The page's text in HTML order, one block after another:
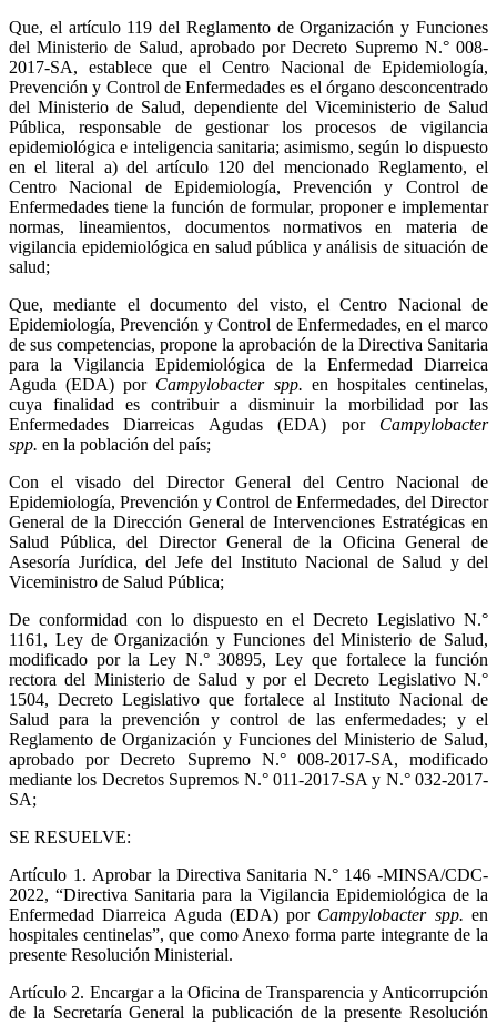
Que, el artículo 119 del Reglamento de Organización y Funciones
del Ministerio de Salud, aprobado por Decreto Supremo N.° 008-
2017-SA, establece que el Centro Nacional de Epidemiología,
Prevención y Control de Enfermedades es el órgano desconcentrado
del Ministerio de Salud, dependiente del Viceministerio de Salud
Pública, responsable de gestionar los procesos de vigilancia
epidemiológica e inteligencia sanitaria; asimismo, según lo dispuesto
en el literal a) del artículo 120 del mencionado Reglamento, el
Centro Nacional de Epidemiología, Prevención y Control de
Enfermedades tiene la función de formular, proponer e implementar
normas, lineamientos, documentos normativos en materia de
vigilancia epidemiológica en salud pública y análisis de situación de
salud;
Que, mediante el documento del visto, el Centro Nacional de
Epidemiología, Prevención y Control de Enfermedades, en el marco
de sus competencias, propone la aprobación de la Directiva Sanitaria
para la Vigilancia Epidemiológica de la Enfermedad Diarreica
Aguda (EDA) por Campylobacter spp. en hospitales centinelas,
cuya finalidad es contribuir a disminuir la morbilidad por las
Enfermedades Diarreicas Agudas (EDA) por Campylobacter
spp. en la población del país;
Con el visado del Director General del Centro Nacional de
Epidemiología, Prevención y Control de Enfermedades, del Director
General de la Dirección General de Intervenciones Estratégicas en
Salud Pública, del Director General de la Oficina General de
Asesoría Jurídica, del Jefe del Instituto Nacional de Salud y del
Viceministro de Salud Pública;
De conformidad con lo dispuesto en el Decreto Legislativo N.°
1161, Ley de Organización y Funciones del Ministerio de Salud,
modificado por la Ley N.° 30895, Ley que fortalece la función
rectora del Ministerio de Salud y por el Decreto Legislativo N.°
1504, Decreto Legislativo que fortalece al Instituto Nacional de
Salud para la prevención y control de las enfermedades; y el
Reglamento de Organización y Funciones del Ministerio de Salud,
aprobado por Decreto Supremo N.° 008-2017-SA, modificado
mediante los Decretos Supremos N.° 011-2017-SA y N.° 032-2017-
SA;
SE RESUELVE:
Artículo 1. Aprobar la Directiva Sanitaria N.° 146 -MINSA/CDC-
2022, “Directiva Sanitaria para la Vigilancia Epidemiológica de la
Enfermedad Diarreica Aguda (EDA) por Campylobacter spp. en
hospitales centinelas”, que como Anexo forma parte integrante de la
presente Resolución Ministerial.
Artículo 2. Encargar a la Oficina de Transparencia y Anticorrupción
de la Secretaría General la publicación de la presente Resolución